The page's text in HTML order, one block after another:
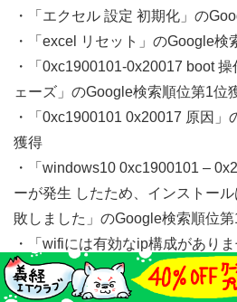
・「エクセル 設定 初期化」の
・「excel リセット」のGoogle検
・「0xc1900101-0x20017 boot
ェーズ」のGoogle検索順位第1位
・「0xc1900101 0x20017 原因
獲得
・「windows10 0xc1900101 –
ーが発生 したため、インストール
敗しました」のGoogle検索順位第
・「wifiには有効なip構成があり
索順位第1位獲得
・出品後１年以内でココナラITサ